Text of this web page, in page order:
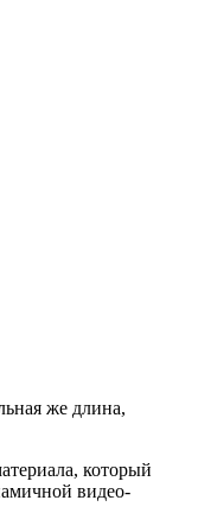
же длина,
который
видео-